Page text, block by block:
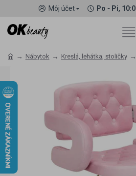
Môj účet Po - Pi,
Nábytok Kreslá, lehátka, stoličky